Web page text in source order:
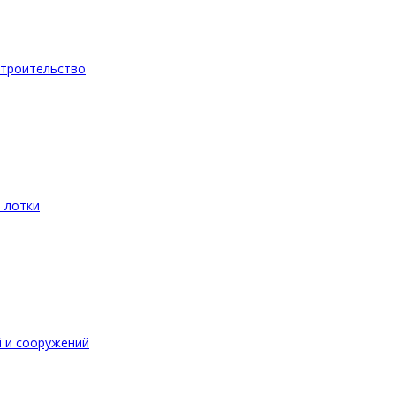
и сооружений